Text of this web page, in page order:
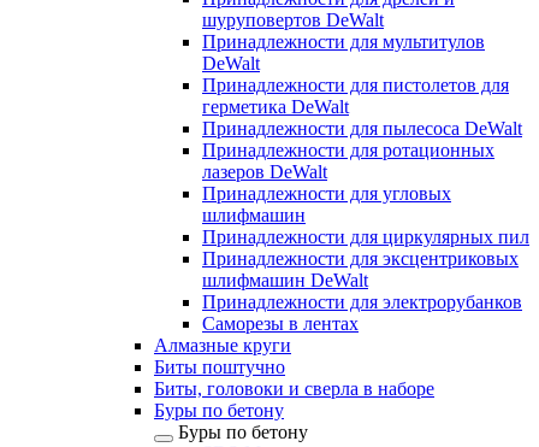
шуруповертов DeWalt
Принадлежности для мультитулов
DeWalt
Принадлежности для пистолетов для
герметика DeWalt
Принадлежности для пылесоса DeWalt
Принадлежности для ротационных
лазеров DeWalt
Принадлежности для угловых
шлифмашин
Принадлежности для циркулярных пил
Принадлежности для эксцентриковых
шлифмашин DeWalt
Принадлежности для электрорубанков
Саморезы в лентах
Алмазные круги
Биты поштучно
Биты, головоки и сверла в наборе
Буры по бетону
Буры по бетону